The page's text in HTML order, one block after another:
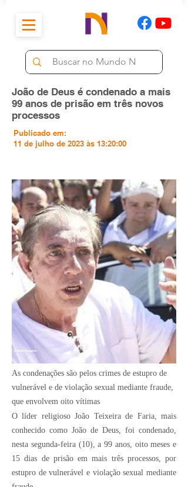
João de Deus é condenado a mais
99 anos de prisão em três novos
processos
Publicado em:
11 de julho de 2023 às 13:20:00
Crédito Imagem:
As condenações são pelos crimes de estupro de
vulnerável e de violação sexual mediante fraude,
que envolvem oito vítimas
O líder religioso João Teixeira de Faria, mais
conhecido como João de Deus, foi condenado,
nesta segunda-feira (10), a 99 anos, oito meses e
15 dias de prisão em mais três processos, por
estupro de vulnerável e violação sexual mediante